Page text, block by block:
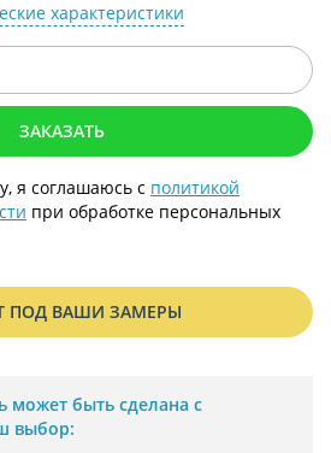
характеристики
ЗАКАЗАТЬ
я соглашаюсь с политикой
при обработке персональных
ПОД ВАШИ ЗАМЕРЫ
может быть сделана с
выбор: